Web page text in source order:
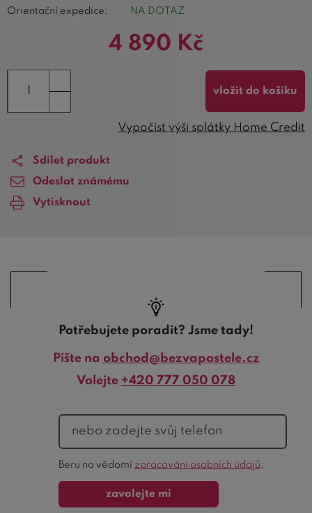
Orientační expedice:
NA DOTAZ
4 890 Kč
vložit do košíku
Vypočíst výši splátky Home Credit
Sdílet produkt
Odeslat známému
Vytisknout
Potřebujete poradit? Jsme tady!
Pište na obchod@bezvapostele.cz
Volejte +420 777 050 078
telefon
formuláře
Beru na vědomí zpracování osobních údajů
zavolejte mi